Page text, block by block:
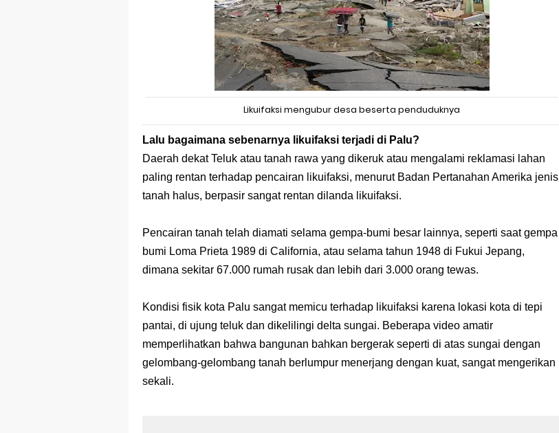
Likuifaksi mengubur desa beserta penduduknya
Lalu bagaimana sebenarnya likuifaksi terjadi di Palu?
Daerah dekat Teluk atau tanah rawa yang dikeruk atau mengalami reklamasi lahan
paling rentan terhadap pencairan likuifaksi, menurut Badan Pertanahan Amerika jenis
tanah halus, berpasir sangat rentan dilanda likuifaksi.
Pencairan tanah telah diamati selama gempa-bumi besar lainnya, seperti saat gempa
bumi Loma Prieta 1989 di California, atau selama tahun 1948 di Fukui Jepang,
dimana sekitar 67.000 rumah rusak dan lebih dari 3.000 orang tewas.
Kondisi fisik kota Palu sangat memicu terhadap likuifaksi karena lokasi kota di tepi
pantai, di ujung teluk dan dikelilingi delta sungai. Beberapa video amatir
memperlihatkan bahwa bangunan bahkan bergerak seperti di atas sungai dengan
gelombang-gelombang tanah berlumpur menerjang dengan kuat, sangat mengerikan
sekali.